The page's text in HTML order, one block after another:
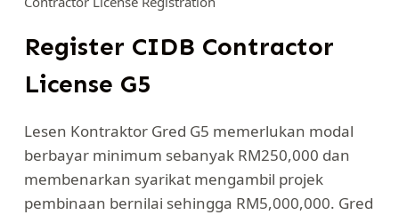
Register CIDB Contractor
License G5
Lesen Kontraktor Gred G5 memerlukan modal
berbayar minimum sebanyak RM250,000 dan
membenarkan syarikat mengambil projek
pembinaan bernilai sehingga RM5,000,000. Gred